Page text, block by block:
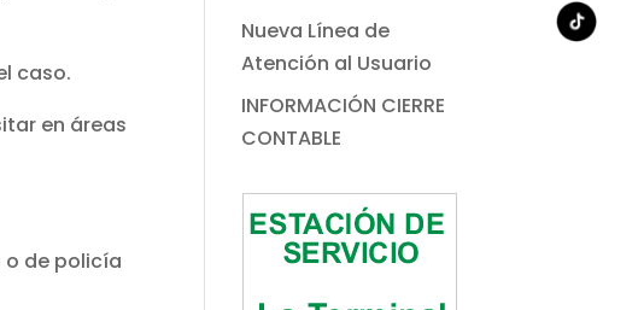
caso.
en áreas
de policía
Nueva Línea de
Atención al Usuario
INFORMACIÓN CIERRE
CONTABLE